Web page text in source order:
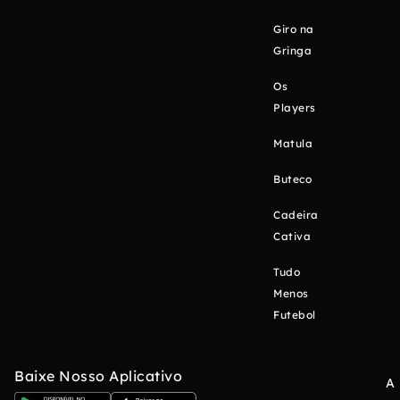
Giro na
Gringa
Os
Players
Matula
Buteco
Cadeira
Cativa
Tudo
Menos
Futebol
Baixe Nosso Aplicativo
A